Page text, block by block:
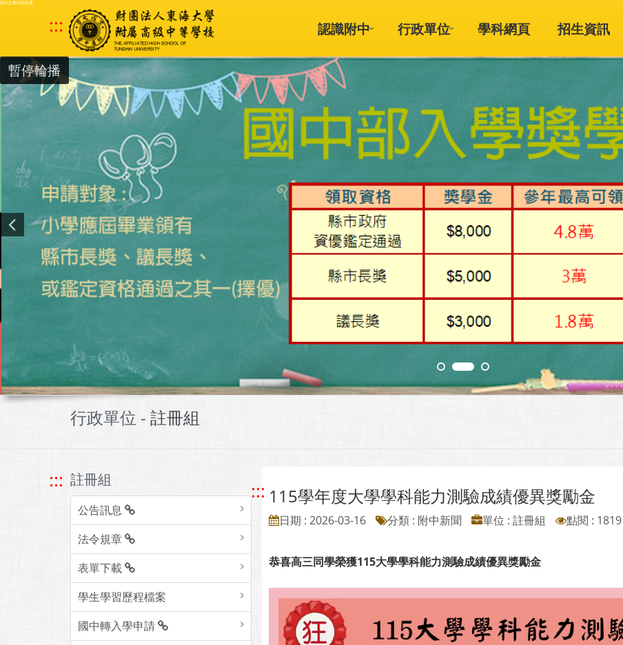
跳到主要內容區塊
::: 認識附中 行政單位 學科網頁 招生資訊
暫停輪播
行政單位 - 註冊組
::: 註冊組
公告訊息
法令規章
表單下載
學生學習歷程檔案
國中轉入學申請
::: 115學年度大學學科能力測驗成績優異獎勵金
日期 : 2026-03-16 分類 : 附中新聞 單位 : 註冊組 點閱 : 1819
恭喜高三同學榮獲115大學學科能力測驗成績優異獎勵金